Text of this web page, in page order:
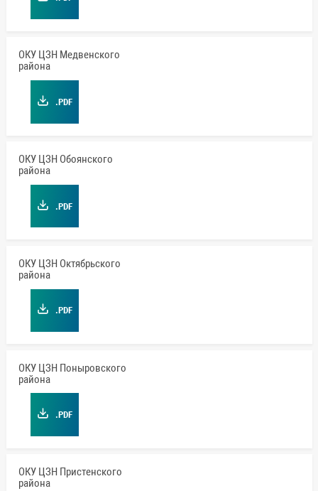
ОКУ ЦЗН Медвенского
района
.PDF
ОКУ ЦЗН Обоянского
района
.PDF
ОКУ ЦЗН Октябрьского
района
.PDF
ОКУ ЦЗН Поныровского
района
.PDF
ОКУ ЦЗН Пристенского
района